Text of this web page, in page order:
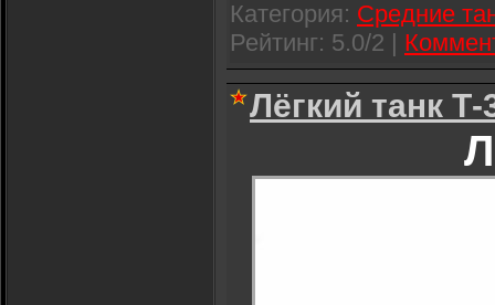
Категория: Средние
Рейтинг: 5.0/2 |
Лёгкий танк Т-